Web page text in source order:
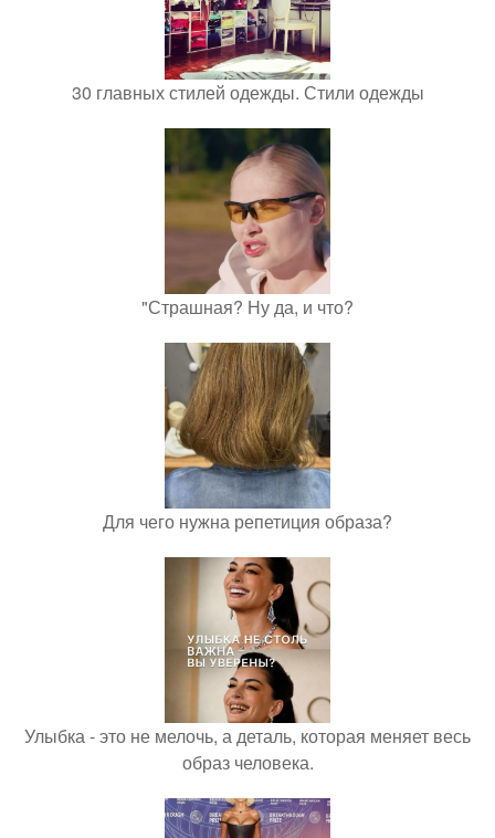
30 главных стилей одежды. Стили одежды
"Страшная? Ну да, и что?
Для чего нужна репетиция образа?
Улыбка - это не мелочь, а деталь, которая меняет весь
образ человека.